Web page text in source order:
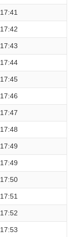
17:41
17:42
17:43
17:44
17:45
17:46
17:47
17:48
17:49
17:49
17:50
17:51
17:52
17:53